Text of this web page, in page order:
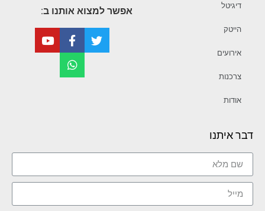
דיגיטל
הייטק
אירועים
צרכנות
אודות
אפשר למצוא אותנו ב:
דבר איתנו